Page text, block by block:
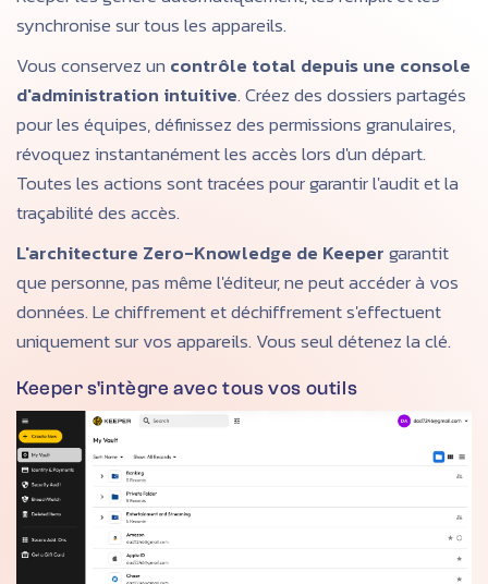
synchronise sur tous les appareils.
Vous conservez un contrôle total depuis une console
d'administration intuitive. Créez des dossiers partagés
pour les équipes, définissez des permissions granulaires,
révoquez instantanément les accès lors d'un départ.
Toutes les actions sont tracées pour garantir l'audit et la
traçabilité des accès.
L'architecture Zero-Knowledge de Keepergarantit
que personne, pas même l'éditeur, ne peut accéder à vos
données. Le chiffrement et déchiffrement s'effectuent
uniquement sur vos appareils. Vous seul détenez la clé.
Keeper s'intègre avec tous vos outils